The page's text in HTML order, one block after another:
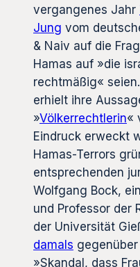
vergangenes Jahr
Jung vom
& Naiv auf die
Hamas auf »die
rechtmäßig«
erhielt ihre
»Völkerrechtlerin«
Eindruck erweckt
Hamas-Terrors
entsprechenden
Wolfgang Bock,
und Professor der
der Universität
damals
»Skandal, dass